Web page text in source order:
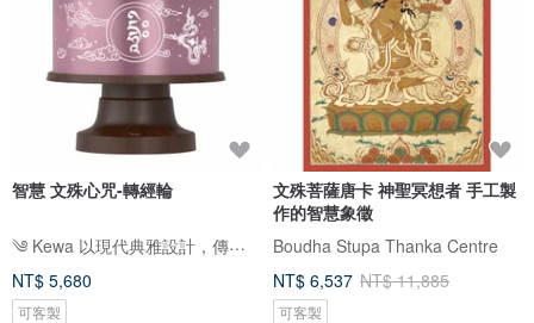
智慧 文殊心咒-轉經輪
༄ Kewa 以現代典雅設計，傳承佛教文化之美༄
NT$ 5,680
可客製
文殊菩薩唐卡 神聖冥想者 手工製
作的智慧象徵
Boudha Stupa Thanka Centre
NT$ 6,537 NT$ 11,885
可客製